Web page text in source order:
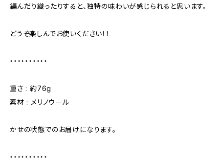
編んだり織ったりすると、独特の味わいが感じられると思います。
どうぞ楽しんでお使いください！！
・・・・・・・・・・
重さ : 約76g
素材 : メリノウール
かせの状態でのお届けになります。
・・・・・・・・・・